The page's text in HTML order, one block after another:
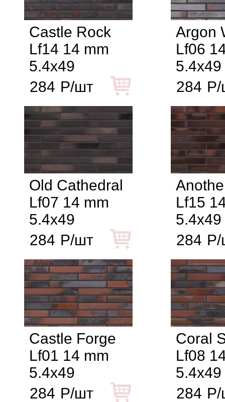
Castle Rock
Lf14 14 mm
5.4x49
284 Р/шт
Argon
Lf06
5.4x49
284 Р/
Old Cathedral
Lf07 14 mm
5.4x49
284 Р/шт
Lf15
5.4x49
284 Р/
Castle Forge
Lf01 14 mm
5.4x49
284 Р/шт
Coral
Lf08
5.4x49
284 Р/